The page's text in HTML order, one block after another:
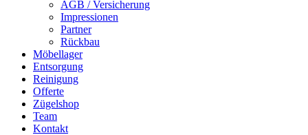
AGB / Versicherung
Impressionen
Partner
Rückbau
Möbellager
Entsorgung
Reinigung
Offerte
Zügelshop
Team
Kontakt